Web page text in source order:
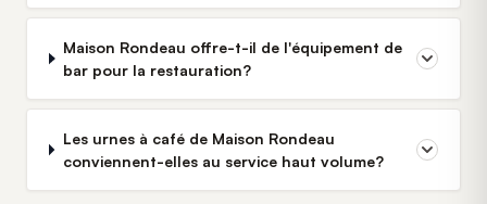
Maison Rondeau offre-t-il de l'équipement de
bar pour la restauration?
Les urnes à café de Maison Rondeau
conviennent-elles au service haut volume?